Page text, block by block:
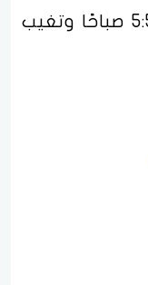
الشمس: تشرق في الساعة 5:57 صباحًا وتغيب